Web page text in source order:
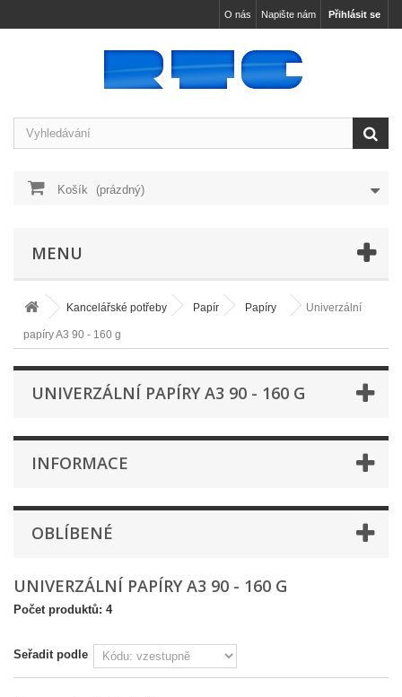
Přihlásit se
Napište nám
O nás
Košík (prázdný)
MENU
Kancelářské potřeby Papír Papíry Univerzální
papíry A3 90 - 160 g
UNIVERZÁLNÍ PAPÍRY A3 90 - 160 G
INFORMACE
OBLÍBENÉ
UNIVERZÁLNÍ PAPÍRY A3 90 - 160 G
Počet produktů: 4
Seřadit podle